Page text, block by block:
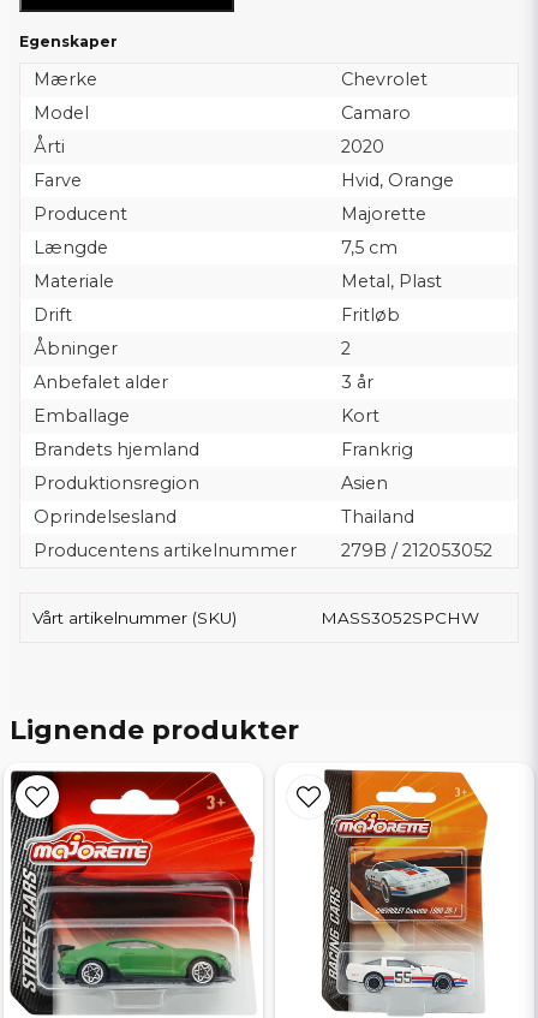
Egenskaper
Mærke
Chevrolet
Model
Camaro
Årti
2020
Farve
Hvid, Orange
Producent
Majorette
Længde
7,5 cm
Materiale
Metal, Plast
Drift
Fritløb
Åbninger
2
Anbefalet alder
3 år
Emballage
Kort
Brandets hjemland
Frankrig
Produktionsregion
Asien
Oprindelsesland
Thailand
Producentens artikelnummer
279B / 212053052
Vårt artikelnummer (SKU) MASS3052SPCHW
Lignende produkter